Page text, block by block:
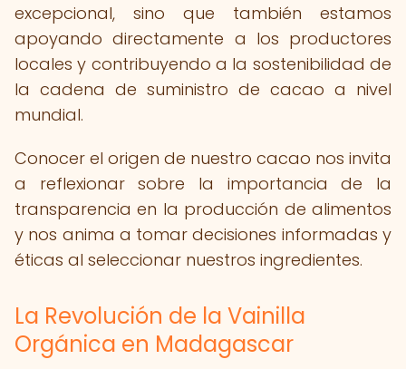
excepcional, sino que también estamos
apoyando directamente a los productores
locales y contribuyendo a la sostenibilidad de
la cadena de suministro de cacao a nivel
mundial.
Conocer el origen de nuestro cacao nos invita
a reflexionar sobre la importancia de la
transparencia en la producción de alimentos
y nos anima a tomar decisiones informadas y
éticas al seleccionar nuestros ingredientes.
La Revolución de la Vainilla
Orgánica en Madagascar